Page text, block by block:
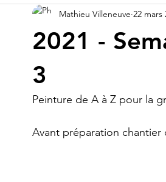
2021 -
3
Mathieu Villeneuve 22 mars
Peinture de A à Z pour la
Avant préparation chantier